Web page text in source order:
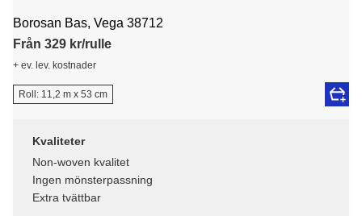
Borosan Bas, Vega 38712
Från 329 kr/rulle
+ ev. lev. kostnader
Roll: 11,2 m x 53 cm
Kvaliteter
Non-woven kvalitet
Ingen mönsterpassning
Extra tvättbar